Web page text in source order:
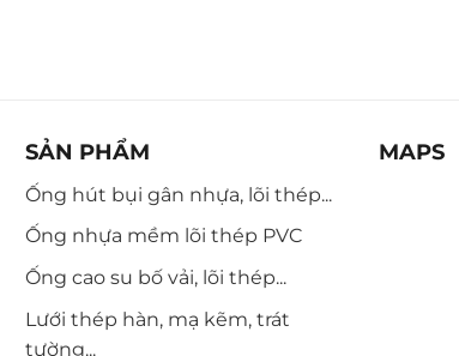
SẢN PHẨM
Ống hút bụi gân nhựa, lõi thép...
Ống nhựa mềm lõi thép PVC
Ống cao su bố vải, lõi thép...
Lưới thép hàn, mạ kẽm, trát
tường...
MAPS